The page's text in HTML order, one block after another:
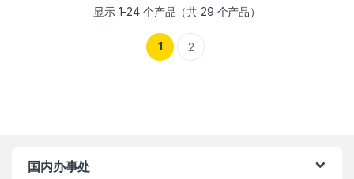
显示 1-24 个产品（共 29 个产品）
1 2
国内办事处